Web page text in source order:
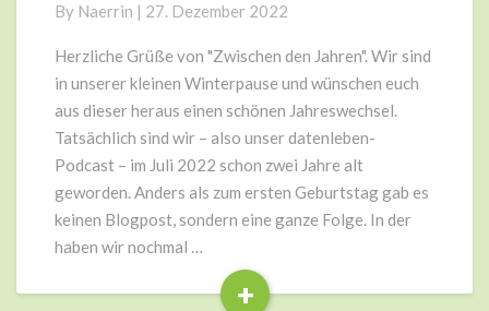
2023
By Naerrin | 27. Dezember 2022
Herzliche Grüße von "Zwischen den Jahren". Wir sind
in unserer kleinen Winterpause und wünschen euch
aus dieser heraus einen schönen Jahreswechsel.
Tatsächlich sind wir – also unser datenleben-
Podcast – im Juli 2022 schon zwei Jahre alt
geworden. Anders als zum ersten Geburtstag gab es
keinen Blogpost, sondern eine ganze Folge. In der
haben wir nochmal …
+